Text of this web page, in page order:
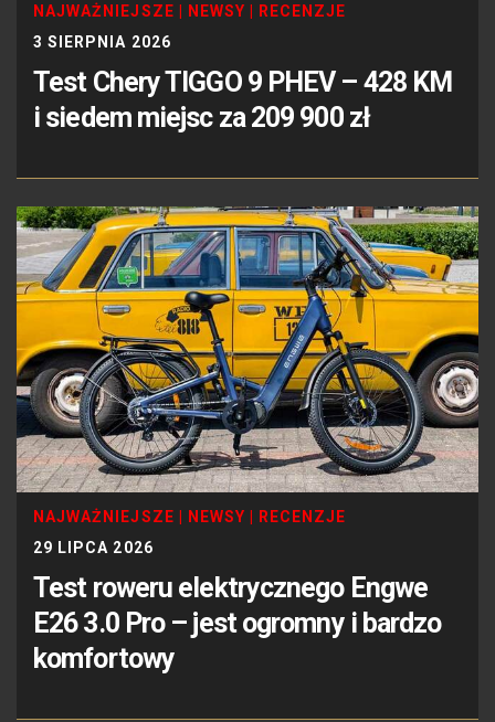
NAJWAŻNIEJSZE NEWSY
RECENZJE
3 SIERPNIA 2026
Test Chery TIGGO 9 PHEV – 428 KM
i siedem miejsc za 209 900 zł
NAJWAŻNIEJSZE NEWSY
RECENZJE
29 LIPCA 2026
Test roweru elektrycznego Engwe
E26 3.0 Pro – jest ogromny i bardzo
komfortowy